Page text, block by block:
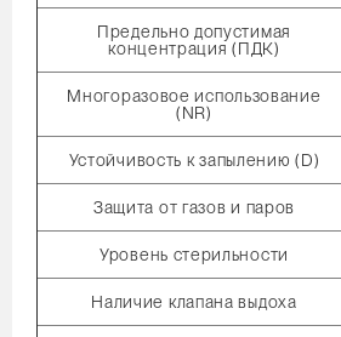
Предельно допустимая
концентрация (ПДК)
Многоразовое использование
(NR)
Устойчивость к запылению (D)
Защита от газов и паров
Уровень стерильности
Наличие клапана выдоха